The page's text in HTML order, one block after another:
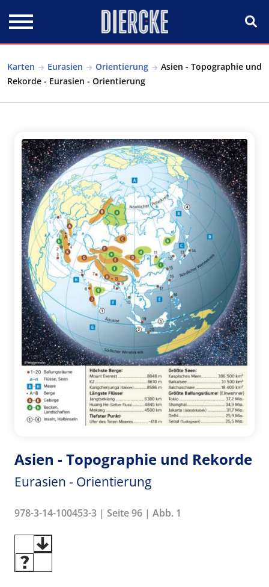
Karten Eurasien Orientierung
Asien - Topographie und
Rekorde - Eurasien - Orientierung
Asien - Topographie und Rekorde
Eurasien - Orientierung
978-3-14-100453-3 | Seite 96 | Abb. 1